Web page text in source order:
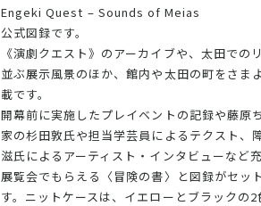
Engeki Quest – Sounds of Meias
公式図録です。
《演劇クエスト》のアーカイブや、太田で
並ぶ展示風景のほか、館内や太田の町をさま
載です。
開幕前に実施したプレイベントの記録や藤原
家の杉田敦氏や担当学芸員によるテクスト、
滋氏によるアーティスト・インタビューなど充
展覧会でもらえる〈冒険の書〉と図録がセッ
す。ニットケースは、イエローとブラックの2